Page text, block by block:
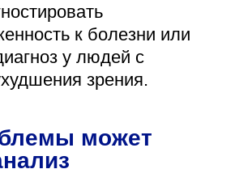
31
для слабовидящих
к болезни или
у людей с
зрения.
может